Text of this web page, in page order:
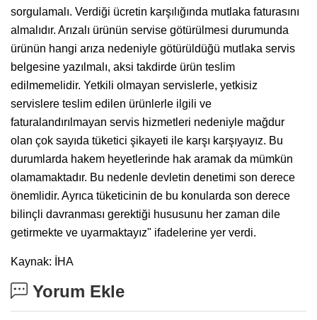
sorgulamalı. Verdiği ücretin karşılığında mutlaka faturasını
almalıdır. Arızalı ürünün servise götürülmesi durumunda
ürünün hangi arıza nedeniyle götürüldüğü mutlaka servis
belgesine yazılmalı, aksi takdirde ürün teslim
edilmemelidir. Yetkili olmayan servislerle, yetkisiz
servislere teslim edilen ürünlerle ilgili ve
faturalandırılmayan servis hizmetleri nedeniyle mağdur
olan çok sayıda tüketici şikayeti ile karşı karşıyayız. Bu
durumlarda hakem heyetlerinde hak aramak da mümkün
olamamaktadır. Bu nedenle devletin denetimi son derece
önemlidir. Ayrıca tüketicinin de bu konularda son derece
bilinçli davranması gerektiği hususunu her zaman dile
getirmekte ve uyarmaktayız" ifadelerine yer verdi.
Kaynak: İHA
Yorum Ekle